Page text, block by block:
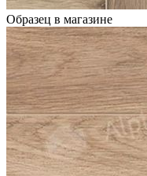
Образец в магазине